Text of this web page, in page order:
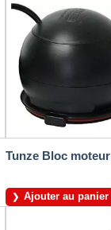
Tunze Bloc moteur
Ajouter au panier